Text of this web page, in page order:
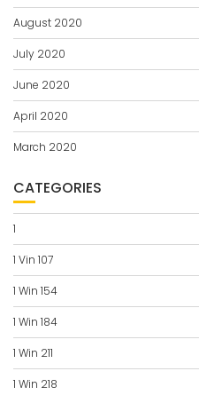
August 2020
July 2020
June 2020
April 2020
March 2020
CATEGORIES
1
1 Vin 107
1 Win 154
1 Win 184
1 Win 211
1 Win 218